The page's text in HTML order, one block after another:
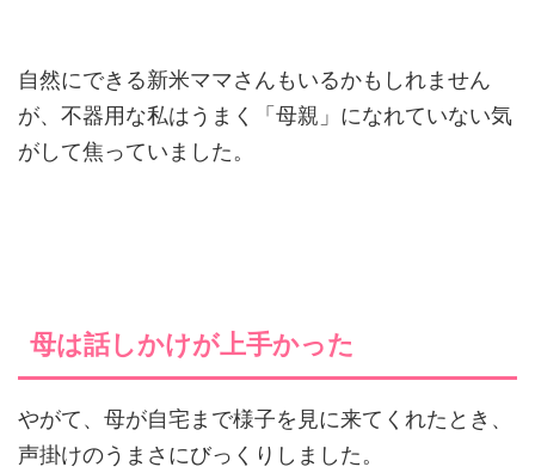
自然にできる新米ママさんもいるかもしれません
が、不器用な私はうまく「母親」になれていない気
がして焦っていました。
母は話しかけが上手かった
やがて、母が自宅まで様子を見に来てくれたとき、
声掛けのうまさにびっくりしました。